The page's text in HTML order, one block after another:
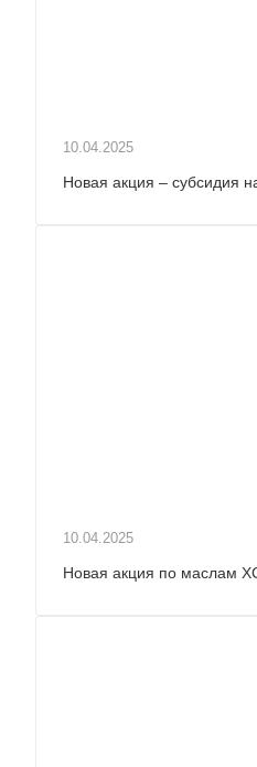
10.04.2025
Новая акция – субсидия
10.04.2025
Новая акция по маслам